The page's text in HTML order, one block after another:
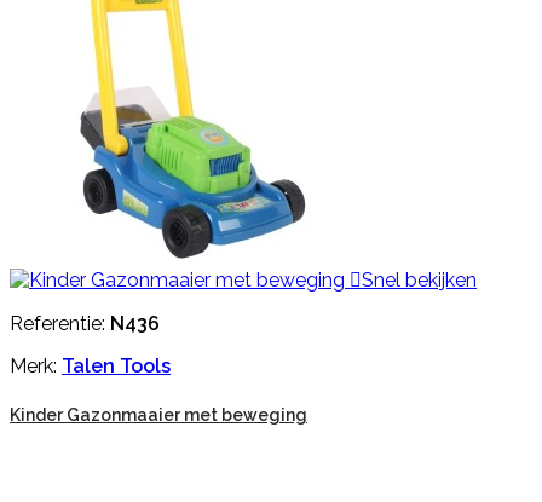
Snel bekijken
Referentie: N436
Merk: Talen Tools
Kinder Gazonmaaier met beweging